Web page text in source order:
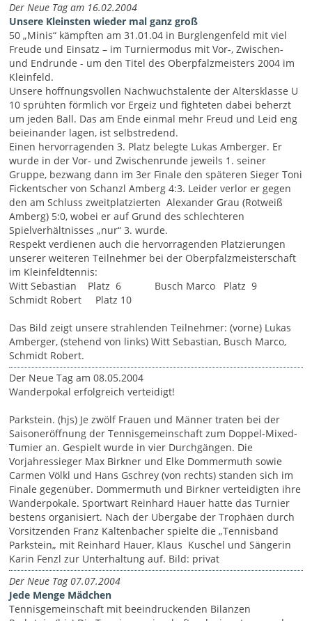
Der Neue Tag am 16.02.2004
Unsere Kleinsten wieder mal ganz groß
50 „Minis“ kämpften am 31.01.04 in Burglengenfeld mit viel
Freude und Einsatz – im Turniermodus mit Vor-, Zwischen-
und Endrunde - um den Titel des Oberpfalzmeisters 2004 im
Kleinfeld.
Unsere hoffnungsvollen Nachwuchstalente der Altersklasse U
10 sprühten förmlich vor Ergeiz und fighteten dabei beherzt
um jeden Ball. Das am Ende einmal mehr Freud und Leid eng
beieinander lagen, ist selbstredend.
Einen hervorragenden 3. Platz belegte Lukas Amberger. Er
wurde in der Vor- und Zwischenrunde jeweils 1. seiner
Gruppe, bezwang dann im 3er Finale den späteren Sieger Toni
Fickentscher von Schanzl Amberg 4:3. Leider verlor er gegen
den am Schluss zweitplatzierten Alexander Grau (Rotweiß
Amberg) 5:0, wobei er auf Grund des schlechteren
Spielverhältnisses „nur“ 3. wurde.
Respekt verdienen auch die hervorragenden Platzierungen
unserer weiteren Teilnehmer bei der Oberpfalzmeisterschaft
im Kleinfeldtennis:
Witt Sebastian Platz 6 Busch Marco Platz 9
Schmidt Robert Platz 10
Das Bild zeigt unsere strahlenden Teilnehmer: (vorne) Lukas
Amberger, (stehend von links) Witt Sebastian, Busch Marco,
Schmidt Robert.
Der Neue Tag am 08.05.2004
Wanderpokal erfolgreich verteidigt!
Parkstein. (hjs) Je zwölf Frauen und Männer traten bei der
Saisoneröffnung der Tennisgemeinschaft zum Doppel-Mixed-
Tumier an. Gespielt wurde in vier Durchgängen. Die
Vorjahressieger Max Birkner und Elke Dommermuth sowie
Carmen Völkl und Hans Gschrey (von rechts) standen sich im
Finale gegenüber. Dommermuth und Birkner verteidigten ihre
Wanderpokale. Sportwart Reinhard Hauer hatte das Turnier
bestens organisiert. Nach der Ubergabe der Trophäen durch
Vorsitzenden Franz Kaltenbacher spielte die „Tennisband
Parkstein„ mit Reinhard Hauer, Klaus Kuschel und Sängerin
Karin Fenzl zur Unterhaltung auf. Bild: privat
Der Neue Tag 07.07.2004
Jede Menge Mädchen
Tennisgemeinschaft mit beeindruckenden Bilanzen